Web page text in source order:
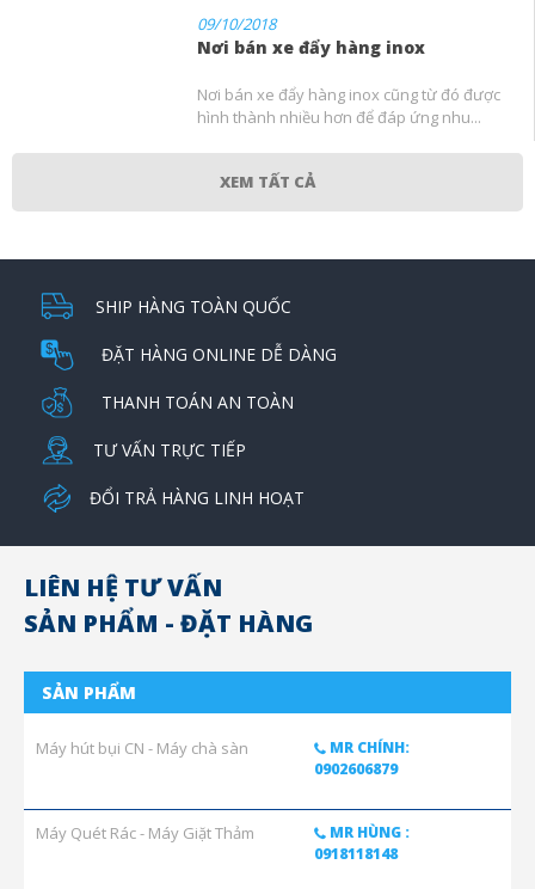
09/10/2018
Nơi bán xe đẩy hàng inox
Nơi bán xe đẩy hàng inox cũng từ đó được
hình thành nhiều hơn để đáp ứng nhu...
XEM TẤT CẢ
SHIP HÀNG TOÀN QUỐC
ĐẶT HÀNG ONLINE DỄ DÀNG
THANH TOÁN AN TOÀN
TƯ VẤN TRỰC TIẾP
ĐỔI TRẢ HÀNG LINH HOẠT
LIÊN HỆ TƯ VẤN
SẢN PHẨM - ĐẶT HÀNG
SẢN PHẨM
Máy hút bụi CN - Máy chà sàn
MR CHÍNH:
0902606879
Máy Quét Rác - Máy Giặt Thảm
MR HÙNG :
0918118148